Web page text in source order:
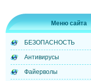
Меню сайта
БЕЗОПАСНОСТЬ
Антивирусы
Файерволы